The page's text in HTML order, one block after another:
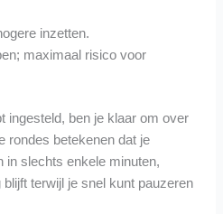
inzetten.
maximaal risico voor
ingesteld, ben je klaar om over
rondes betekenen dat je
in slechts enkele minuten,
terwijl je snel kunt pauzeren